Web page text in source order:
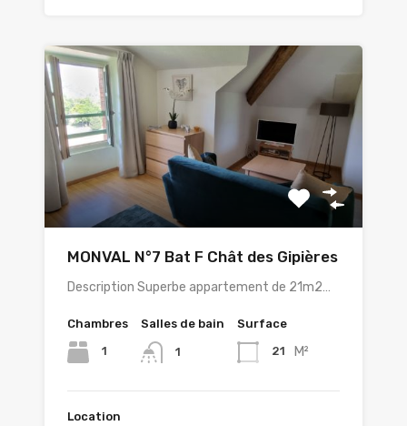
MONVAL N°7 Bat F Chât des Gipières
Description Superbe appartement de 21m2…
Chambres
1
Salles de bain
1
Surface
21 M²
Location